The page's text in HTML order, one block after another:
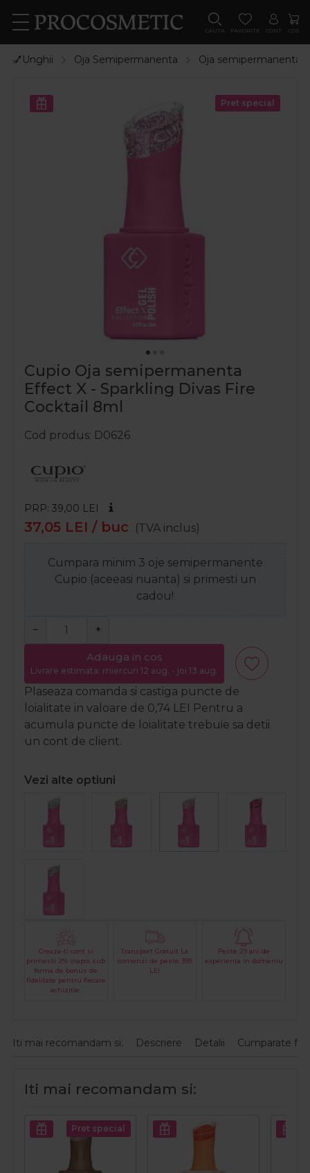
CAUTA FAVORITE CONT COS
💅Unghii Oja Semipermanenta Oja semipermanenta
Pret special
Cupio Oja semipermanenta
Effect X - Sparkling Divas Fire
Cocktail 8ml
Cod produs D0626
PRP: 39,00 LEI
37,05 LEI / buc (TVA inclus)
Cumpara minim 3 oje semipermanente
Cupio (aceeasi nuanta) si primesti un
cadou!
− +
Adauga in cos
Livrare estimata: miercuri 12 aug. - joi 13 aug.
Plaseaza comanda si castiga puncte de
loialitate in valoare de 0,74 LEI Pentru a
acumula puncte de loialitate trebuie sa detii
un cont de client.
Vezi alte optiuni
Creaza-ti cont si
primesti 2% inapoi sub
forma de bonus de
fidelitate pentru fiecare
achizitie.
Transport Gratuit La
comenzi de peste 399
LEI
Peste 29 ani de
experienta in domeniu
Iti mai recomandam si: Descriere Detalii Cumparate
Iti mai recomandam si:
Pret special